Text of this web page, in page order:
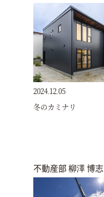
2024.12.05
冬のカミナリ
不動産部 柳澤 博志